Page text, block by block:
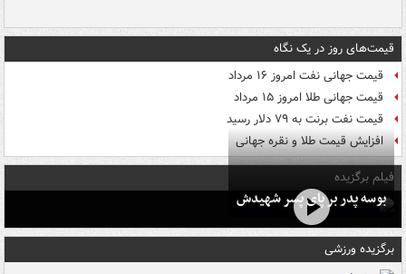
قیمت‌های روز در یک نگاه
قیمت جهانی نفت امروز ۱۶ مرداد
قیمت جهانی طلا امروز ۱۵ مرداد
قیمت نفت برنت به ۷۹ دلار رسید
افزایش قیمت طلا و نقره جهانی
فیلم برگزیده
بوسه‌ پدر بر پای پسر شهیدش
برگزیده ورزشی